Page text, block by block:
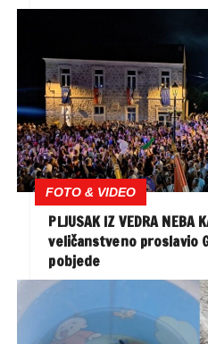
FOTO & VIDEO
PLJUSAK IZ VEDRA NEBA
veličanstveno proslavio
pobjede